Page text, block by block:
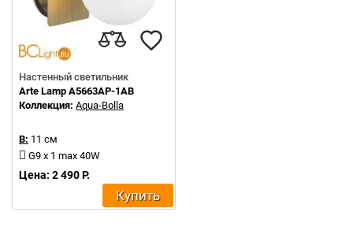
Настенный светильник
Arte Lamp A5663AP-1AB
Коллекция: Aqua-Bolla
В: 11 см
G9 x 1 max 40W
Цена: 2 490 Р.
Купить